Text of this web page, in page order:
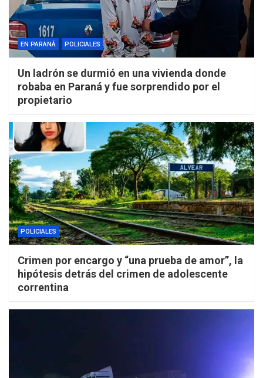
EN PARANÁ POLICIALES
Un ladrón se durmió en una vivienda donde
robaba en Paraná y fue sorprendido por el
propietario
POLICIALES
Crimen por encargo y “una prueba de amor”, la
hipótesis detrás del crimen de adolescente
correntina